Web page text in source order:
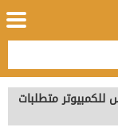
للكمبيوتر متطلبات